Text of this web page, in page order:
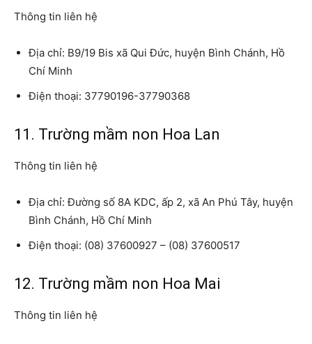
Thông tin liên hệ
Địa chỉ: B9/19 Bis xã Qui Đức, huyện Bình Chánh, Hồ
Chí Minh
Điện thoại: 37790196-37790368
11. Trường mầm non Hoa Lan
Thông tin liên hệ
Địa chỉ: Đường số 8A KDC, ấp 2, xã An Phú Tây, huyện
Bình Chánh, Hồ Chí Minh
Điện thoại: (08) 37600927 – (08) 37600517
12. Trường mầm non Hoa Mai
Thông tin liên hệ